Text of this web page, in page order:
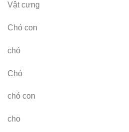
Vật cưng
Chó con
chó
Chó
chó con
cho